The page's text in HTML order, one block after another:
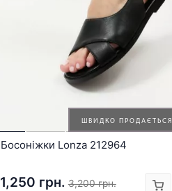
ШВИДКО ПРОДАЄТЬСЯ
Босоніжки Lonza 212964
1,250 грн. 3,200 грн.